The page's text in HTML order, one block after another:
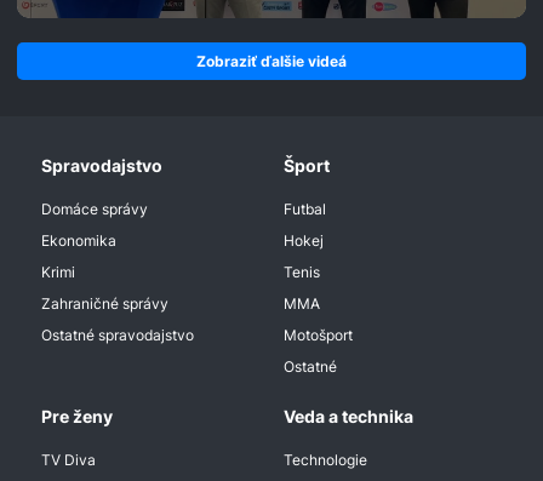
Zobraziť ďalšie videá
Spravodajstvo
Domáce správy
Ekonomika
Krimi
Zahraničné správy
Ostatné spravodajstvo
Šport
Futbal
Hokej
Tenis
MMA
Motošport
Ostatné
Pre ženy
TV Diva
Veda a technika
Technologie